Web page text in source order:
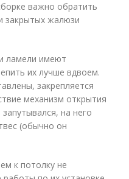
важно обратить
закрытых жалюзи
ламели имеют
их лучше вдвоем.
закрепляется
механизм открытия
на него
(обычно он
к потолку не